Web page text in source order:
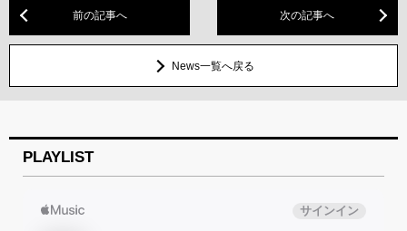
前の記事へ 次の記事へ
News一覧へ戻る
PLAYLIST